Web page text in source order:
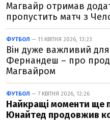
Магвайр отримав
пропустить матч з
ФУТБОЛ — 11 КВІТНЯ 2026, 13:23
Він дуже важливий
Фернандеш – про
Магвайром
ФУТБОЛ — 7 КВІТНЯ 2026, 12:26
Найкращі моменти ще
Юнайтед продовжив